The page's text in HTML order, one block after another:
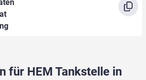
für HEM Tankstelle in